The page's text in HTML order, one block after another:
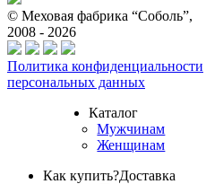
© Меховая фабрика “Соболь”,
2008 - 2026
Политика конфиденциальности
персональных данных
Каталог
Мужчинам
Женщинам
Как купить?Доставка